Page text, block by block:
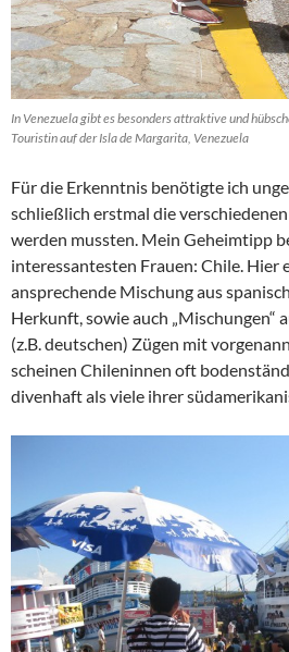
In Venezuela gibt es besonders attraktive und
Touristin auf der Isla de Margarita, Venezuela
Für die Erkenntnis benötigte ich
schließlich erstmal die
werden mussten. Mein Geheimtipp
interessantesten Frauen: Chile. Hier
ansprechende Mischung aus
Herkunft, sowie auch „Mischungen“
(z.B. deutschen) Zügen mit
scheinen Chileninnen oft
divenhaft als viele ihrer